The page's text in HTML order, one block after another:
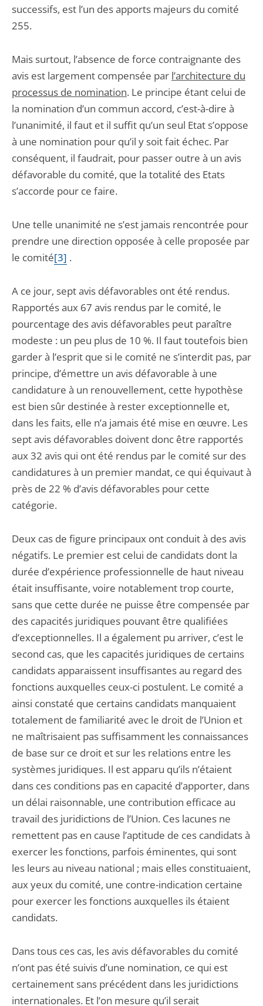
successifs, est l’un des apports majeurs du comité
255.
Mais surtout, l’absence de force contraignante des
avis est largement compensée par l’architecture du
processus de nomination. Le principe étant celui de
la nomination d’un commun accord, c’est-à-dire à
l’unanimité, il faut et il suffit qu’un seul Etat s’oppose
à une nomination pour qu’il y soit fait échec. Par
conséquent, il faudrait, pour passer outre à un avis
défavorable du comité, que la totalité des Etats
s’accorde pour ce faire.
Une telle unanimité ne s’est jamais rencontrée pour
prendre une direction opposée à celle proposée par
le comité[3] .
A ce jour, sept avis défavorables ont été rendus.
Rapportés aux 67 avis rendus par le comité, le
pourcentage des avis défavorables peut paraître
modeste : un peu plus de 10 %. Il faut toutefois bien
garder à l’esprit que si le comité ne s’interdit pas, par
principe, d’émettre un avis défavorable à une
candidature à un renouvellement, cette hypothèse
est bien sûr destinée à rester exceptionnelle et,
dans les faits, elle n’a jamais été mise en œuvre. Les
sept avis défavorables doivent donc être rapportés
aux 32 avis qui ont été rendus par le comité sur des
candidatures à un premier mandat, ce qui équivaut à
près de 22 % d’avis défavorables pour cette
catégorie.
Deux cas de figure principaux ont conduit à des avis
négatifs. Le premier est celui de candidats dont la
durée d’expérience professionnelle de haut niveau
était insuffisante, voire notablement trop courte,
sans que cette durée ne puisse être compensée par
des capacités juridiques pouvant être qualifiées
d’exceptionnelles. Il a également pu arriver, c’est le
second cas, que les capacités juridiques de certains
candidats apparaissent insuffisantes au regard des
fonctions auxquelles ceux-ci postulent. Le comité a
ainsi constaté que certains candidats manquaient
totalement de familiarité avec le droit de l’Union et
ne maîtrisaient pas suffisamment les connaissances
de base sur ce droit et sur les relations entre les
systèmes juridiques. Il est apparu qu’ils n’étaient
dans ces conditions pas en capacité d’apporter, dans
un délai raisonnable, une contribution efficace au
travail des juridictions de l’Union. Ces lacunes ne
remettent pas en cause l’aptitude de ces candidats à
exercer les fonctions, parfois éminentes, qui sont
les leurs au niveau national ; mais elles constituaient,
aux yeux du comité, une contre-indication certaine
pour exercer les fonctions auxquelles ils étaient
candidats.
Dans tous ces cas, les avis défavorables du comité
n’ont pas été suivis d’une nomination, ce qui est
certainement sans précédent dans les juridictions
internationales. Et l’on mesure qu’il serait